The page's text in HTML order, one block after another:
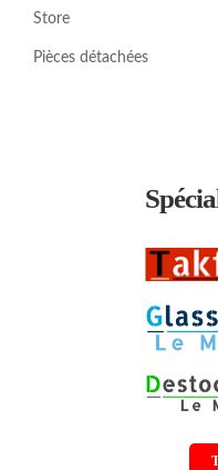
Store
Pièces détachées